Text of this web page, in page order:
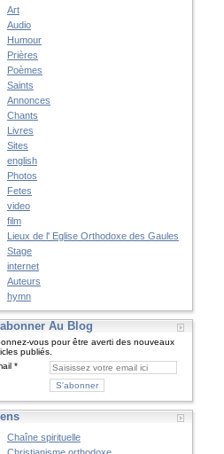
Art
Audio
Humour
Prières
Poèmes
Saints
Annonces
Chants
Livres
Sites
english
Photos
Fetes
video
film
Lieux de l' Eglise Orthodoxe des Gaules
Stage
internet
Auteurs
hymn
Au Blog
vous pour être averti des nouveaux
publiés.
Chaîne spirituelle